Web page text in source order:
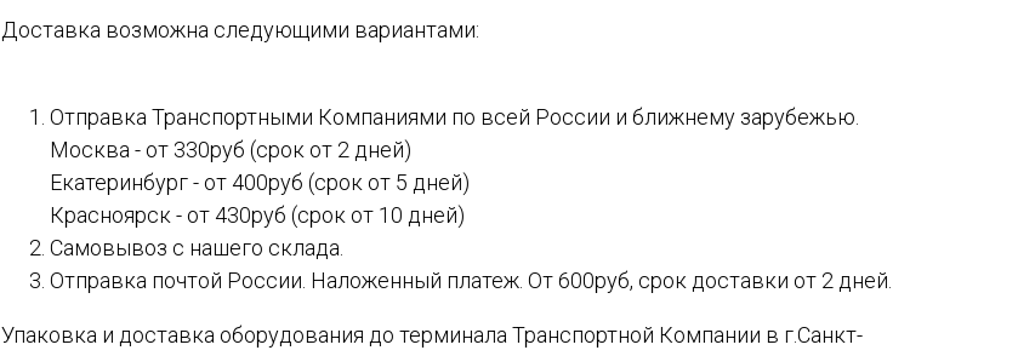
Доставка возможна следующими вариантами:
Отправка Транспортными Компаниями по всей России и ближнему зарубежью.
Москва - от 330руб (срок от 2 дней)
Екатеринбург - от 400руб (срок от 5 дней)
Красноярск - от 430руб (срок от 10 дней)
Самовывоз с нашего склада.
Отправка почтой России. Наложенный платеж. От 600руб, срок доставки от 2 дней.
Упаковка и доставка оборудования до терминала Транспортной Компании в г.Санкт-